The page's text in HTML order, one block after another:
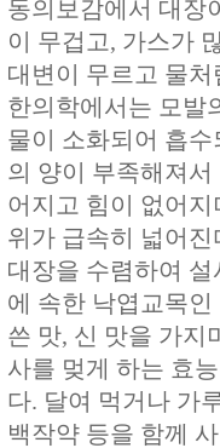
동의보감에서 대장
이 무겁고, 가스가
대변이 무르고 물
한의학에서는 모발
물이 소화되어 흡
의 양이 부족해져
어지고 힘이 없어
위가 급속히 넓어진
대장을 수렴하여
에 속한 낙엽교목
쓴 맛, 신 맛을 가지
사를 멎게 하는 효
다. 달여 먹거나 가
백작약 등을 함께